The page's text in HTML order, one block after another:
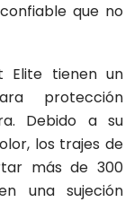
que no
Elite tienen un
protección
Debido a su
los trajes de
más de 300
una sujeción